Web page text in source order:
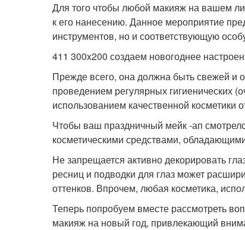
Для того чтобы любой макияж на вашем
к его нанесению. Данное мероприятие
инструментов, но и соответствующую
411 300x200 создаем новогоднее
Прежде всего, она должна быть свежей и
проведением регулярных
использованием качественной
Чтобы ваш праздничный мейк -ап
косметическими средствами,
Не запрещается активно декорировать
ресниц и подводки для глаз может
оттенков. Впрочем, любая косметика,
Теперь попробуем вместе рассмотреть
макияж на новый год, привлекающий